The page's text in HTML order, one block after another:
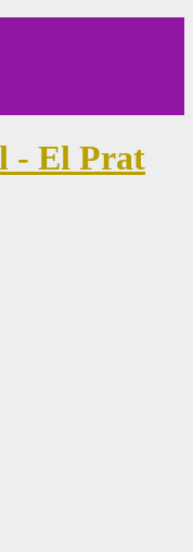
- El Prat